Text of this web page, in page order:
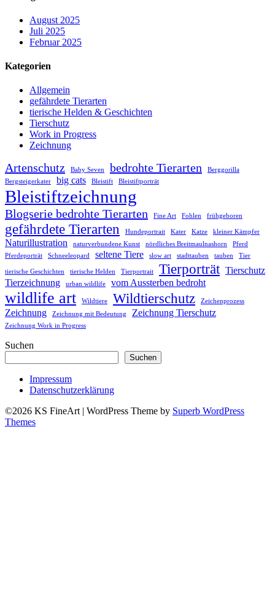
August 2025
Juli 2025
Februar 2025
Kategorien
Allgemein
gefährdete Tierarten
tierische Helden & Geschichten
Tierschutz
Work in Progress
Zeichnung
Artenschutz Baby Seven bedrohte Tierarten
Berggorilla
Bergsteigerkater
big cats Bleistift Bleistiftporträt
Bleistiftzeichnung
Blogserie bedrohte Tierarten Fine Art Fohlen frühgeboren
gefährdete Tierarten Hundeportrait Kater Katze kleiner Kämpfer
Naturillustration naturverbundene Kunst nördliches Breitmaulnashorn
Pferd
Pferdeporträt
Schneeleopard seltene Tiere slow art stadttauben tauben Tier
tierische Geschichten tierische Helden Tierportrait Tierporträt Tierschutz
Tierzeichnung
urban wildlife vom Aussterben bedroht
wildlife art Wildtiere Wildtierschutz Zeichenprozess
Zeichnung Zeichnung mit Bedeutung Zeichnung Tierschutz
Zeichnung Work in Progress
Suchen
Suchen
Impressum
Datenschutzerklärung
©2026 KS FineArt | WordPress Theme by Superb WordPress
Themes